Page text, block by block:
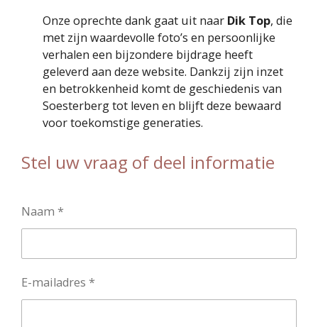
Onze oprechte dank gaat uit naar Dik Top, die
met zijn waardevolle foto’s en persoonlijke
verhalen een bijzondere bijdrage heeft
geleverd aan deze website. Dankzij zijn inzet
en betrokkenheid komt de geschiedenis van
Soesterberg tot leven en blijft deze bewaard
voor toekomstige generaties.
Stel uw vraag of deel informatie
Naam *
E-mailadres *